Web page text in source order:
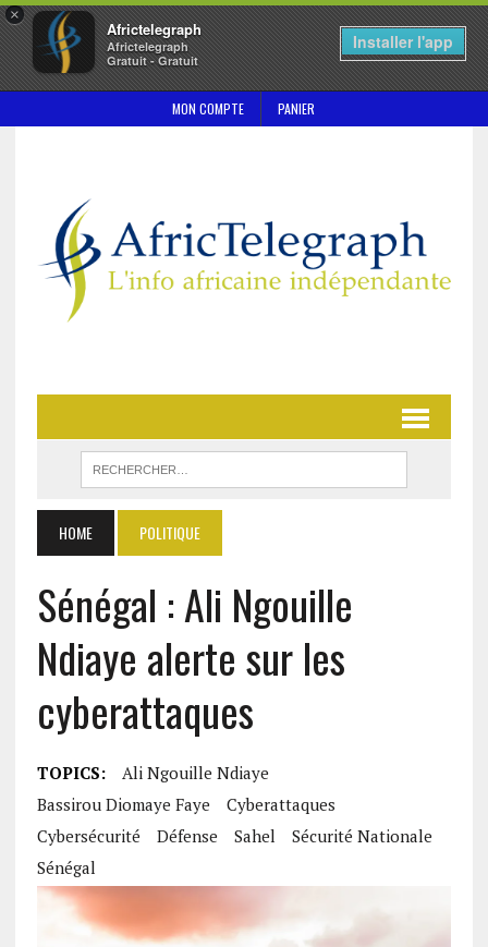
×
Africtelegraph
Africtelegraph
Gratuit - Gratuit
Installer l'app
MON COMPTE PANIER
HOME POLITIQUE
Sénégal : Ali Ngouille
Ndiaye alerte sur les
cyberattaques
TOPICS:
Ali Ngouille Ndiaye
Bassirou Diomaye Faye
Cyberattaques
Cybersécurité
Défense Sahel
Sécurité Nationale
Sénégal